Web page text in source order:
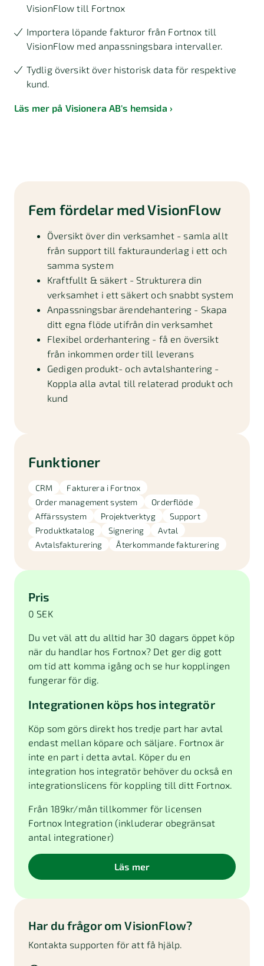
VisionFlow till Fortnox
Importera löpande fakturor från Fortnox till
VisionFlow med anpassningsbara intervaller.
Tydlig översikt över historisk data för respektive
kund.
Läs mer på Visionera AB's hemsida
Fem fördelar med VisionFlow
Översikt över din verksamhet - samla allt
från support till fakturaunderlag i ett och
samma system
Kraftfullt & säkert - Strukturera din
verksamhet i ett säkert och snabbt system
Anpassningsbar ärendehantering - Skapa
ditt egna flöde utifrån din verksamhet
Flexibel orderhantering - få en översikt
från inkommen order till leverans
Gedigen produkt- och avtalshantering -
Koppla alla avtal till relaterad produkt och
kund
Funktioner
CRM
Fakturera i Fortnox
Order management system
Orderflöde
Affärssystem
Projektverktyg
Support
Produktkatalog
Signering
Avtal
Avtalsfakturering
Återkommande fakturering
Pris
0 SEK
Du vet väl att du alltid har 30 dagars öppet köp
när du handlar hos Fortnox? Det ger dig gott
om tid att komma igång och se hur kopplingen
fungerar för dig.
Integrationen köps hos integratör
Köp som görs direkt hos tredje part har avtal
endast mellan köpare och säljare. Fortnox är
inte en part i detta avtal. Köper du en
integration hos integratör behöver du också en
integrationslicens för koppling till ditt Fortnox.
Från 189kr/mån tillkommer för licensen
Fortnox Integration (inkluderar obegränsat
antal integrationer)
Läs mer
Har du frågor omVisionFlow?
Kontakta supporten för att få hjälp.